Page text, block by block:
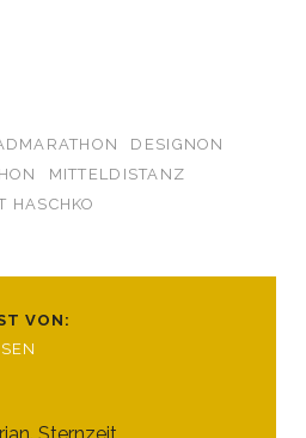
DESIGNON
MITTELDISTANZ
HASCHKO
VON:
Sternzeit